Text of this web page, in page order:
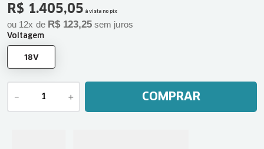
R$ 1.405,05 à vista no pix
ou 12x de R$ 123,25 sem juros
Voltagem
18V
＋
－ COMPRAR